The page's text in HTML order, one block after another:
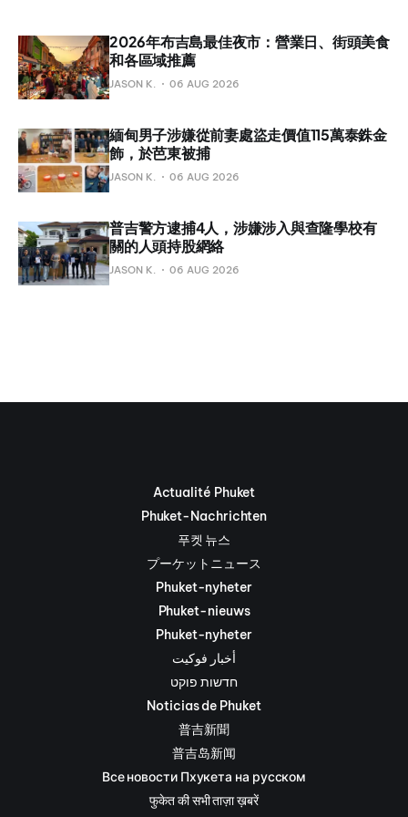
2026年布吉島最佳夜市：營業日、街頭美食
和各區域推薦
JASON K. 06 AUG 2026
緬甸男子涉嫌從前妻處盜走價值115萬泰銖金
飾，於芭東被捕
JASON K. 06 AUG 2026
普吉警方逮捕4人，涉嫌涉入與查隆學校有
關的人頭持股網絡
JASON K. 06 AUG 2026
Actualité Phuket
Phuket-Nachrichten
푸켓 뉴스
プーケットニュース
Phuket-nyheter
Phuket-nieuws
Phuket-nyheter
أخبار فوكيت
חדשות פוקט
Noticias de Phuket
普吉新聞
普吉岛新闻
Все новости Пхукета на русском
फुकेत की सभी ताज़ा ख़बरें